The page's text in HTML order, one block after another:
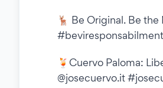
🦌 Be Original. Be
🍹Cuervo Paloma:
@josecuervo.it